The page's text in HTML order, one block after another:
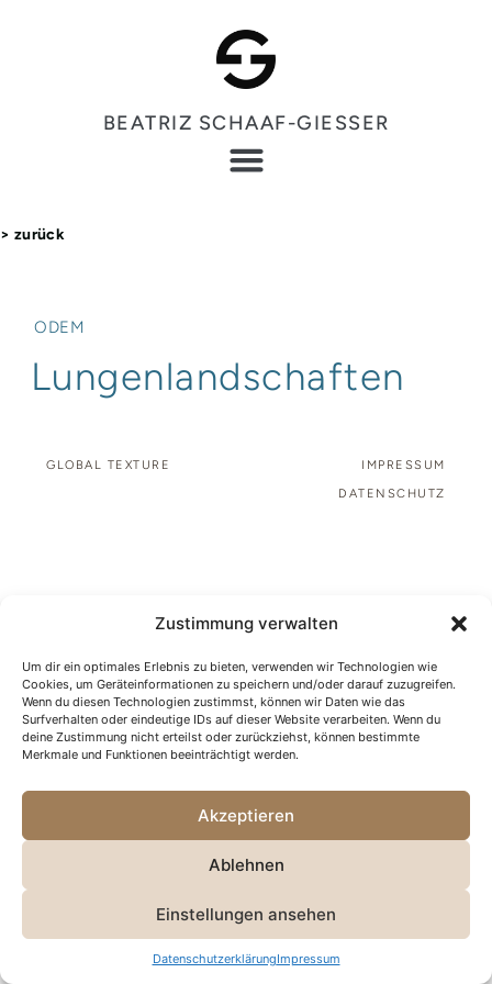
Zustimmung verwalten
Um dir ein optimales Erlebnis zu bieten, verwenden wir Technologien wie
Cookies, um Geräteinformationen zu speichern und/oder darauf zuzugreifen.
Wenn du diesen Technologien zustimmst, können wir Daten wie das
Surfverhalten oder eindeutige IDs auf dieser Website verarbeiten. Wenn du
deine Zustimmung nicht erteilst oder zurückziehst, können bestimmte
Merkmale und Funktionen beeinträchtigt werden.
Akzeptieren
Ablehnen
Einstellungen ansehen
DatenschutzerklärungImpressum
BEATRIZ SCHAAF-GIESSER
> zurück
ODEM
Lungenlandschaften
GLOBAL TEXTURE
IMPRESSUM
DATENSCHUTZ